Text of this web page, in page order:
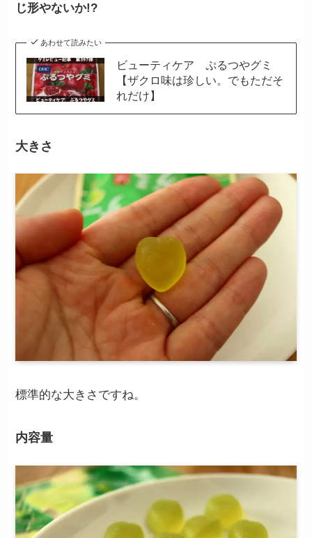
じ形やないか!?
あわせて読みたい
ビューティケア ぷるつやグミ
【ザクロ味は珍しい。でもただそ
れだけ】
大きさ
標準的な大きさですね。
内容量